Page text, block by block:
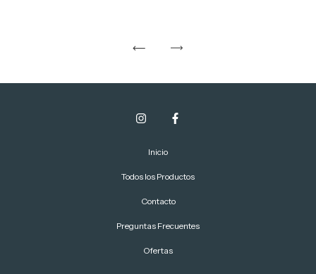
Inicio
Todos los Productos
Contacto
Preguntas Frecuentes
Ofertas